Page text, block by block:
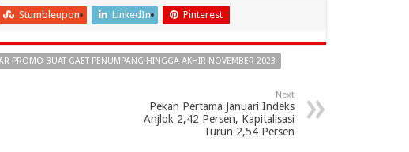
Stumbleupon LinkedIn Pinterest
PROMO BUAT GAET PENUMPANG HINGGA AKHIR NOVEMBER 2023
Next
Pekan Pertama Januari Indeks
Anjlok 2,42 Persen, Kapitalisasi
Turun 2,54 Persen